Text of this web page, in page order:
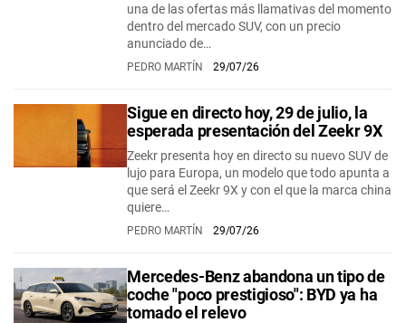
una de las ofertas más llamativas del momento
dentro del mercado SUV, con un precio
anunciado de…
PEDRO MARTÍN 29/07/26
Sigue en directo hoy, 29 de julio, la
esperada presentación del Zeekr 9X
Zeekr presenta hoy en directo su nuevo SUV de
lujo para Europa, un modelo que todo apunta a
que será el Zeekr 9X y con el que la marca china
quiere…
PEDRO MARTÍN 29/07/26
Mercedes-Benz abandona un tipo de
coche "poco prestigioso": BYD ya ha
tomado el relevo